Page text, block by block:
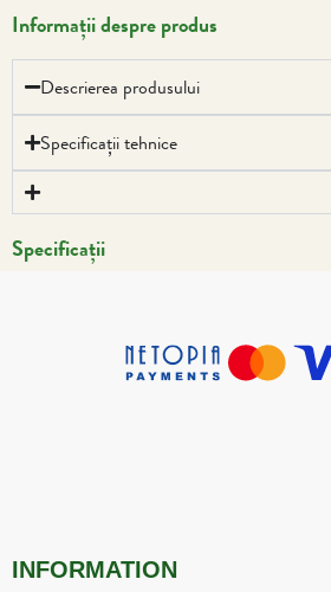
Informații despre produs
Descrierea produsului
Specificații tehnice
Specificații
INFORMATION